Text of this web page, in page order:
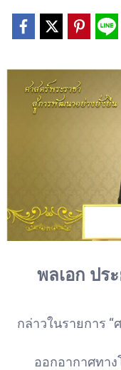
พลเอก ปร
กล่าวในรายการ
ออกอากาศทา